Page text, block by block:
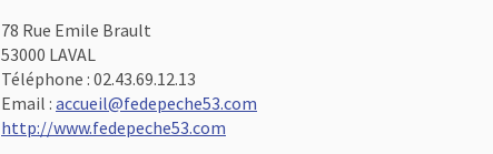
78 Rue Emile Brault
53000 LAVAL
Téléphone : 02.43.69.12.13
Email : accueil@fedepeche53.com
http://www.fedepeche53.com